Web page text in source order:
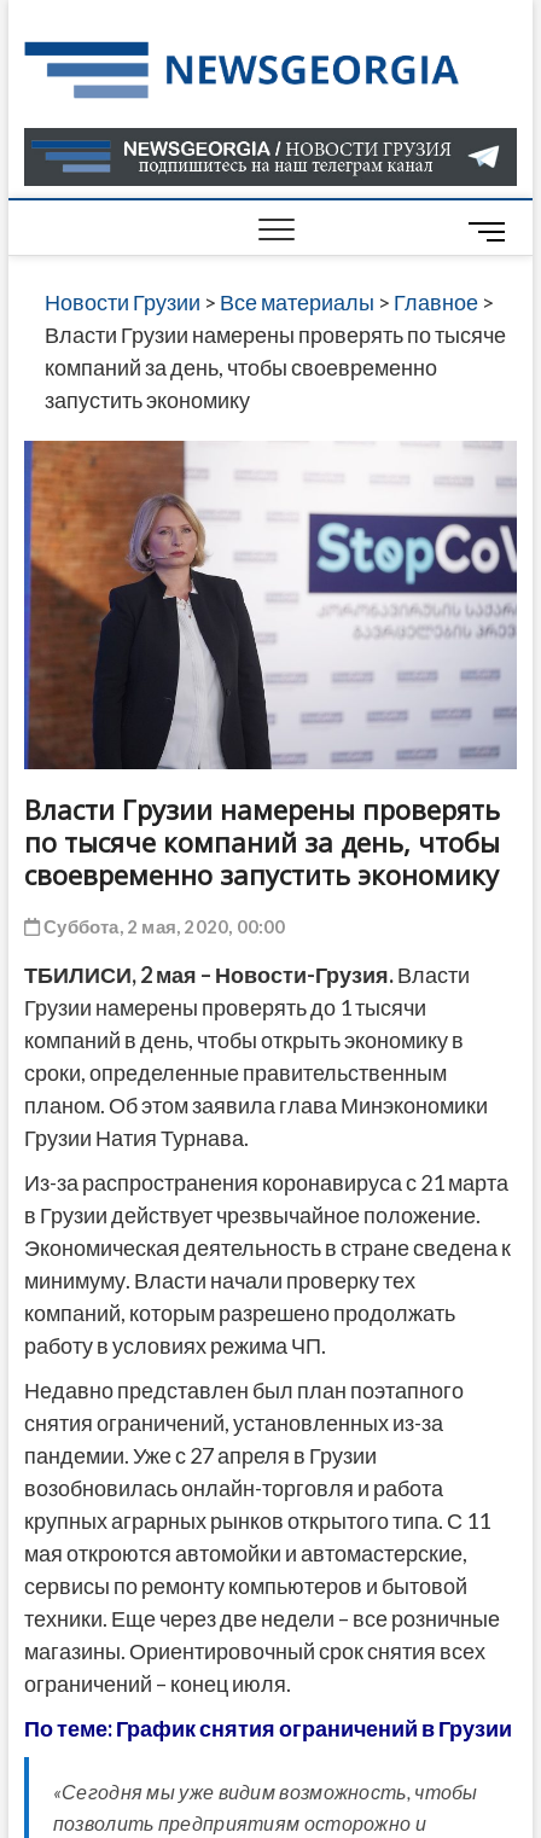
to
content
О
В
ГРУЗИИ
САЙТЕ
M
e
n
u
t
n
Новости Грузии > Все материалы > Главное>
Власти Грузии намерены проверять по тысяче
компаний за день, чтобы своевременно
запустить экономику
Власти Грузии намерены проверять
по тысяче компаний за день, чтобы
своевременно запустить экономику
Суббота, 2 мая, 2020, 00:00
ТБИЛИСИ, 2 мая – Новости-Грузия.Власти
Грузии намерены проверять до 1 тысячи
компаний в день, чтобы открыть экономику в
сроки, определенные правительственным
планом. Об этом заявила глава Минэкономики
Грузии Натия Турнава.
Из-за распространения коронавируса с 21 марта
в Грузии действует чрезвычайное положение.
Экономическая деятельность в стране сведена к
минимуму. Власти начали проверку тех
компаний, которым разрешено продолжать
работу в условиях режима ЧП.
Недавно представлен был план поэтапного
снятия ограничений, установленных из-за
пандемии. Уже с 27 апреля в Грузии
возобновилась онлайн-торговля и работа
крупных аграрных рынков открытого типа. С 11
мая откроются автомойки и автомастерские,
сервисы по ремонту компьютеров и бытовой
техники. Еще через две недели – все розничные
магазины. Ориентировочный срок снятия всех
ограничений – конец июля.
По теме: График снятия ограничений в Грузии
«Сегодня мы уже видим возможность, чтобы
позволить предприятиям осторожно и